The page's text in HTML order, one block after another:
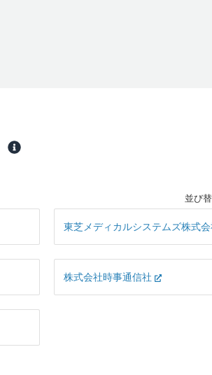
並び
東芝メディカルシステムズ株式会
株式会社時事通信社